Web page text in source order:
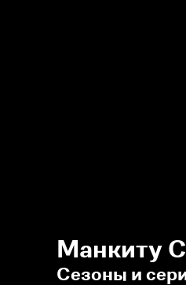
Манкиту
Сезоны и